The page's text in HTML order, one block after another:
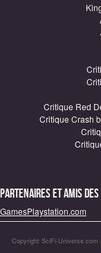
Critique Red
Critique Crash
Partenaires et amis
GamesPlaystation.com
Copyright SciFi-Universe.com